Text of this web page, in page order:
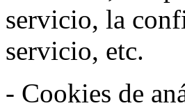
servicio, la
servicio, etc.
- Cookies de